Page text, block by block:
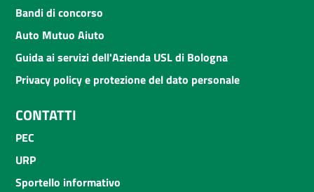
Bandi di concorso
Auto Mutuo Aiuto
Guida ai servizi dell'Azienda USL di Bologna
Privacy policy e protezione del dato personale
CONTATTI
PEC
URP
Sportello informativo